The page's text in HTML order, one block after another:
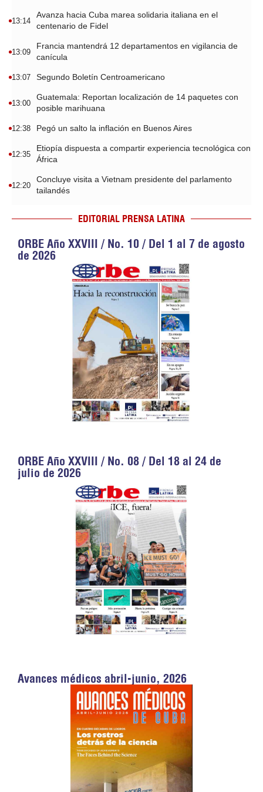
13:14
Avanza hacia Cuba marea solidaria italiana en el
centenario de Fidel
13:09
Francia mantendrá 12 departamentos en vigilancia de
canícula
13:07 Segundo Boletín Centroamericano
13:00
Guatemala: Reportan localización de 14 paquetes con
posible marihuana
12:38 Pegó un salto la inflación en Buenos Aires
12:35
Etiopía dispuesta a compartir experiencia tecnológica con
África
12:20
Concluye visita a Vietnam presidente del parlamento
tailandés
EDITORIAL PRENSA LATINA
ORBE Año XXVIII / No. 10 / Del 1 al 7 de agosto
de 2026
ORBE Año XXVIII / No. 08 / Del 18 al 24 de
julio de 2026
Avances médicos abril-junio, 2026